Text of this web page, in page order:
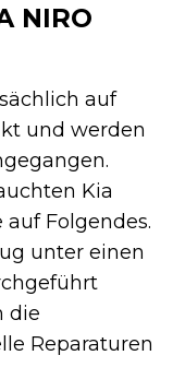
NIRO
auf
und werden
Kia
Folgendes.
unter einen
die
Reparaturen